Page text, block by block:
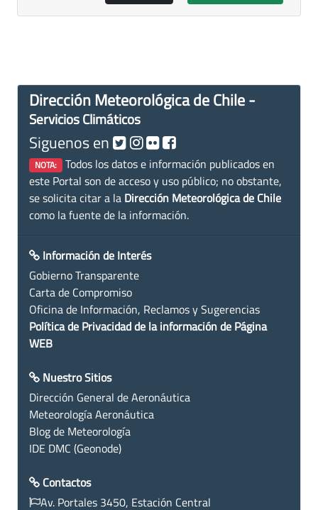
Dirección Meteorológica de Chile -
Servicios Climáticos
Siguenos en
NOTA: Todos los datos e información publicados en
este Portal son de acceso y uso público; no obstante,
se solicita citar a la Dirección Meteorológica de Chile
como la fuente de la información.
Información de Interés
Gobierno Transparente
Carta de Compromiso
Oficina de Información, Reclamos y Sugerencias
Política de Privacidad de la información de Página
WEB
Nuestro Sitios
Dirección General de Aeronáutica
Meteorología Aeronáutica
Blog de Meteorología
IDE DMC (Geonode)
Contactos
Av. Portales 3450, Estación Central